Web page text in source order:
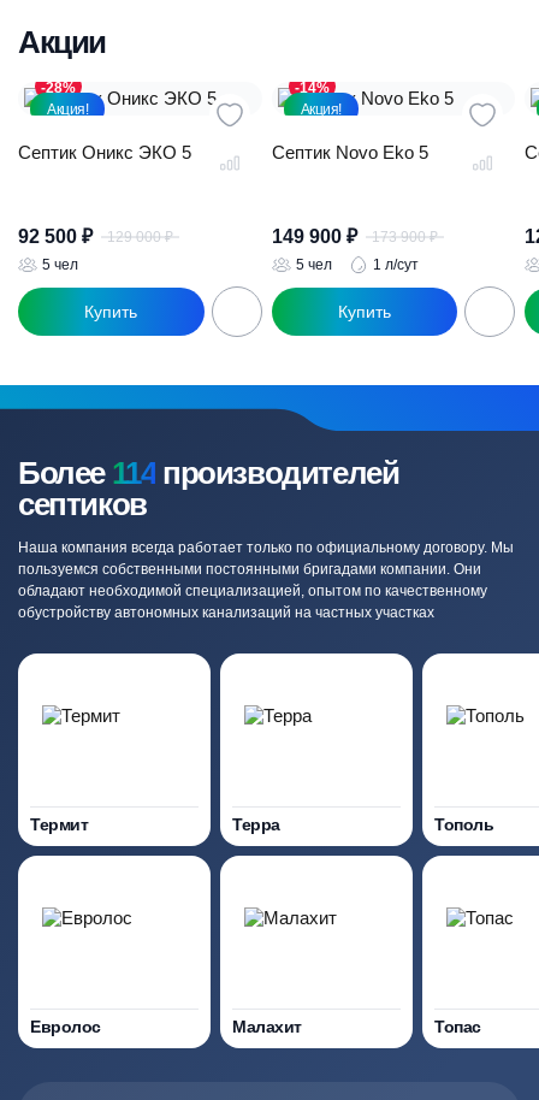
Акции
Акция!
-28%
Септик Оникс ЭКО 5
129 000₽
Первоначальная
129
000 ₽.
92 500 ₽
500 ₽.
5 чел
Акция!
-14%
Септик Novo Eko 5
173 900₽
173
900 ₽.
149 900 ₽
900 ₽.
5 чел 1 л/сут
Более 114 производителей
септиков
Наша компания всегда работает только по официальному договору. Мы
пользуемся собственными постоянными бригадами компании. Они
обладают необходимой специализацией, опытом по качественному
обустройству автономных канализаций на частных участках
Термит Терра Тополь
Евролос Малахит Топас